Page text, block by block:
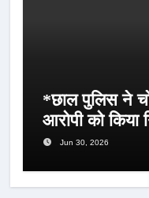
*छाल पुलिस ने
आरोपी को किया
Jun 30, 2026